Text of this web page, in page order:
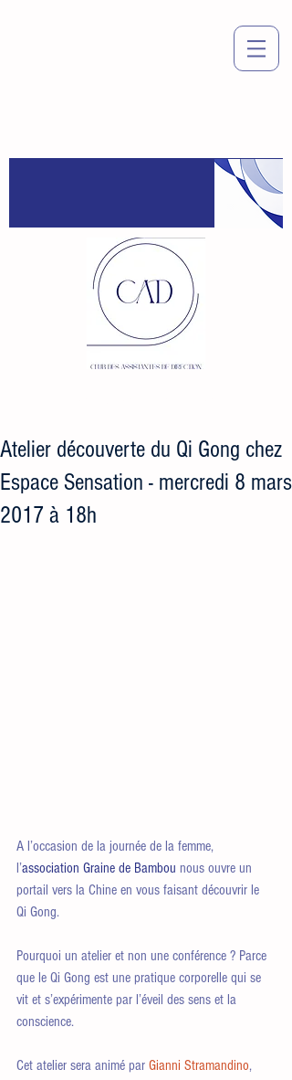
Atelier découverte du Qi Gong chez
Espace Sensation - mercredi 8 mars
2017 à 18h
A l’occasion de la journée de la femme,
l’association Graine de Bambou nous ouvre un
portail vers la Chine en vous faisant découvrir le
Qi Gong.
Pourquoi un atelier et non une conférence ? Parce
que le Qi Gong est une pratique corporelle qui se
vit et s’expérimente par l’éveil des sens et la
conscience.
Cet atelier sera animé par Gianni Stramandino,